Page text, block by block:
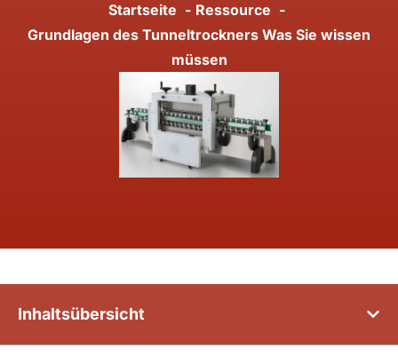
Startseite
Ressource
Grundlagen des Tunneltrockners Was Sie wissen
müssen
Inhaltsübersicht